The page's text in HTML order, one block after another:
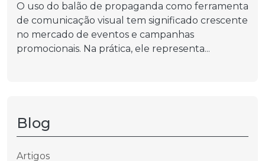
O uso do balão de propaganda como ferramenta
de comunicação visual tem significado crescente
no mercado de eventos e campanhas
promocionais. Na prática, ele representa...
Blog
Artigos